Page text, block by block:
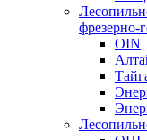
фрезерно-
OIN